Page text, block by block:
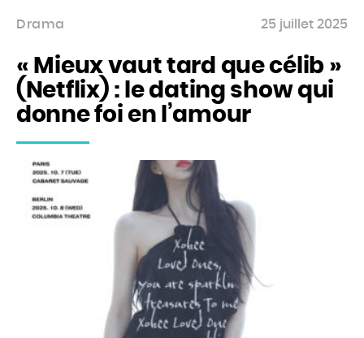
Drama
« Mieux vaut tard que célib »
(Netflix) : le dating show qui
donne foi en l’amour
25 juillet 2025